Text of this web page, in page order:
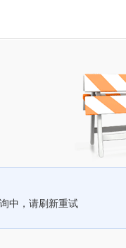
中，请刷新重试